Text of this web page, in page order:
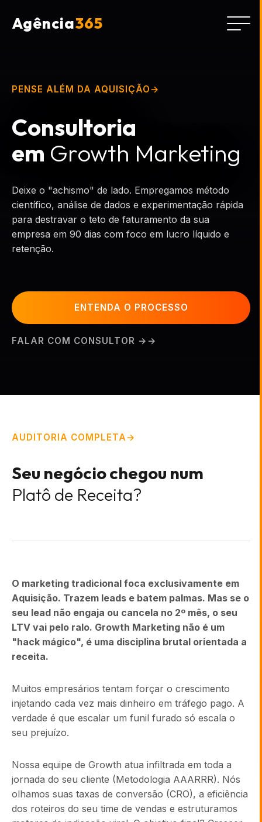
Agência365
PENSE ALÉM DA AQUISIÇÃO
Consultoria
em Growth Marketing
Deixe o "achismo" de lado. Empregamos método
científico, análise de dados e experimentação rápida
para destravar o teto de faturamento da sua
empresa em 90 dias com foco em lucro líquido e
retenção.
ENTENDA O PROCESSO
FALAR COM CONSULTOR →
AUDITORIA COMPLETA
Seu negócio chegou num
Platô de Receita?
O marketing tradicional foca exclusivamente em
Aquisição. Trazem leads e batem palmas. Mas se o
seu lead não engaja ou cancela no 2º mês, o seu
LTV vai pelo ralo. Growth Marketing não é um
"hack mágico", é uma disciplina brutal orientada a
receita.
Muitos empresários tentam forçar o crescimento
injetando cada vez mais dinheiro em tráfego pago. A
verdade é que escalar um funil furado só escala o
seu prejuízo.
Nossa equipe de Growth atua infiltrada em toda a
jornada do seu cliente (Metodologia AAARRR). Nós
olhamos suas taxas de conversão (CRO), a eficiência
dos roteiros do seu time de vendas e estruturamos